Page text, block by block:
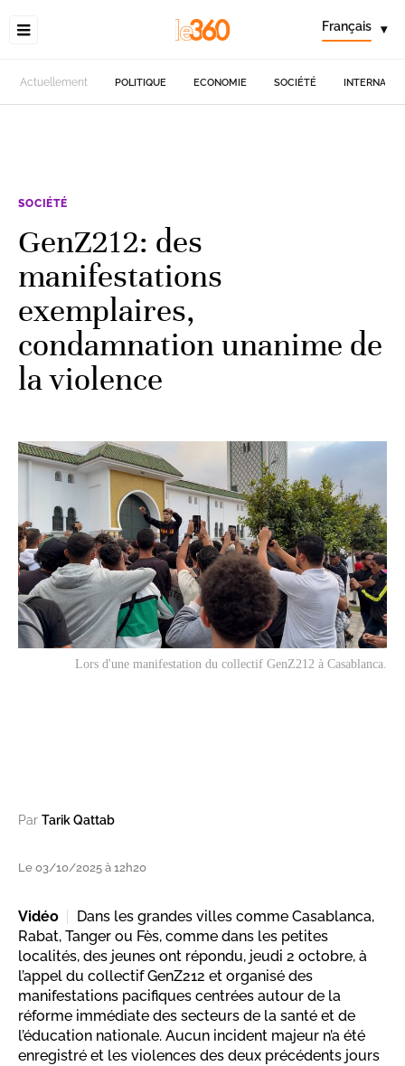
Français ▾
Actuellement POLITIQUE ECONOMIE SOCIÉTÉ
SOCIÉTÉ
GenZ212: des
manifestations
exemplaires,
condamnation unanime de
la violence
Lors d'une manifestation du collectif GenZ212 à Casablanca.
Par Tarik Qattab
Le 03/10/2025 à 12h20
Vidéo
Dans les grandes villes comme Casablanca,
Rabat, Tanger ou Fès, comme dans les petites
localités, des jeunes ont répondu, jeudi 2 octobre, à
l’appel du collectif GenZ212 et organisé des
manifestations pacifiques centrées autour de la
réforme immédiate des secteurs de la santé et de
l’éducation nationale. Aucun incident majeur n’a été
enregistré et les violences des deux précédents jours